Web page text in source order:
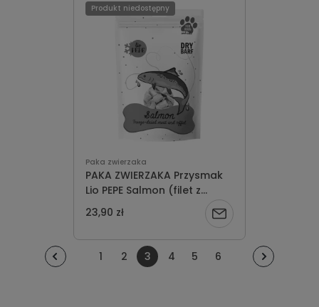
Paka zwierzaka
PAKA ZWIERZAKA Przysmak
Lio PEPE Salmon (filet z
łososia) 60g
23,90 zł
Produkt niedostępny
Powiadom
o
dostępności
1 2 3 4 5 6